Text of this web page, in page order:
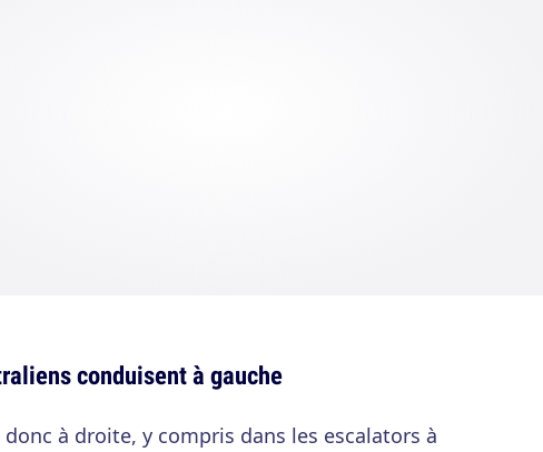
conduisent à gauche
à droite, y compris dans les escalators à